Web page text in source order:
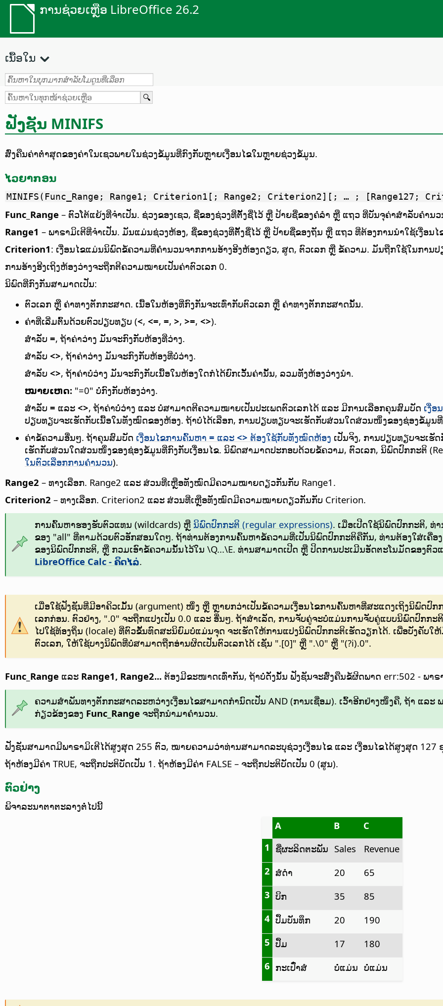
ການຊ່ວຍເຫຼືອ LibreOffice 26.2
ເນື້ອໃນ
ຟັງຊັນ MINIFS
ສົ່ງຄືນຄ່າຕ່ຳສຸດຂອງຄ່າໃນເຊວພາຍໃນຊ່ວງຂໍ້ມູນທີ່ກົງກັບຫຼາຍເງື່ອນໄຂໃນຫຼາຍຊ່ວງຂໍ້ມູນ.
ໄວຍາກອນ
MINIFS(Func_Range; Range1; Criterion1[; Range2; Criterion2][; … ; [Range127;
Func_Range – ຕົວໂຕ້ແຍ້ງທີ່ຈຳເປັນ. ຊ່ວງຂອງເຊວ, ຊື່ຂອງຊ່ວງທີ່ຕັ້ງຊື່ໄວ້ ຫຼື ປ້າຍຊື່ຂອງຄໍລຳ ຫຼື ແຖວ ທີ່ບັນຈຸຄ່າສຳລັບຄຳນ
Range1 – ພາຣາມິເຕີທີ່ຈຳເປັນ. ມັນແມ່ນຊ່ວງຫ້ອງ, ຊື່ຂອງຊ່ວງທີ່ຕັ້ງຊື່ໄວ້ ຫຼື ປ້າຍຊື່ຂອງຖັນ ຫຼື ແຖວ ທີ່ຕ້ອງການນຳໃຊ້ເງື່ອນ
Criterion1: ເງື່ອນໄຂແມ່ນນິພົດຂໍ້ຄວາມທີ່ຄຳນວນຈາກການອ້າງອີງຫ້ອງດຽວ, ສູດ, ຕົວເລກ ຫຼື ຂໍ້ຄວາມ. ມັນຖືກໃຊ້ໃນການ
ການອ້າງອີງເຖິງຫ້ອງວ່າງຈະຖືກຕີຄວາມໝາຍເປັນຄ່າຕົວເລກ 0.
ນິພົດທີ່ກົງກັນສາມາດເປັນ:
ຕົວເລກ ຫຼື ຄ່າທາງຕັກກະສາດ. ເນື້ອໃນຫ້ອງທີ່ກົງກັນຈະເທົ່າກັບຕົວເລກ ຫຼື ຄ່າທາງຕັກກະສາດນັ້ນ.
ຄ່າທີ່ເລີ່ມຕົ້ນດ້ວຍຕົວປຽບທຽບ (<, <=, =, >, >=, <>).
ສຳລັບ =, ຖ້າຄ່າວ່າງ ມັນຈະກົງກັບຫ້ອງທີ່ວ່າງ.
ສຳລັບ <>, ຖ້າຄ່າວ່າງ ມັນຈະກົງກັບຫ້ອງທີ່ບໍ່ວ່າງ.
ສຳລັບ <>, ຖ້າຄ່າບໍ່ວ່າງ ມັນຈະກົງກັບເນື້ອໃນຫ້ອງໃດກໍໄດ້ຍົກເວັ້ນຄ່ານັ້ນ, ລວມທັງຫ້ອງວ່າງນຳ.
ໝາຍເຫດ: "=0" ບໍ່ກົງກັບຫ້ອງວ່າງ.
ສຳລັບ = ແລະ <>, ຖ້າຄ່າບໍ່ວ່າງ ແລະ ບໍ່ສາມາດຕີຄວາມໝາຍເປັນປະເພດຕົວເລກໄດ້ ແລະ ມີການເລືອກຄຸນສົມບັດ ເງື່
ປຽບທຽບຈະເຮັດກັບເນື້ອໃນທັງໝົດຂອງຫ້ອງ. ຖ້າບໍ່ໄດ້ເລືອກ, ການປຽບທຽບຈະເຮັດກັບສ່ວນໃດສ່ວນໜຶ່ງຂອງຊ່ອງຂໍ້ມູນທີ່
ຄ່າຂໍ້ຄວາມອື່ນໆ. ຖ້າຄຸນສົມບັດ ເງື່ອນໄຂການຄົ້ນຫາ = ແລະ <> ຕ້ອງໃຊ້ກັບທັງໝົດຫ້ອງ ເປັນຈິງ, ການປຽບທຽບຈະເຮັ
ເຮັດກັບສ່ວນໃດສ່ວນໜຶ່ງຂອງຊ່ອງຂໍ້ມູນທີ່ກົງກັບເງື່ອນໄຂ. ນິພົດສາມາດປະກອບດ້ວຍຂໍ້ຄວາມ, ຕົວເລກ, ນິພົດປົກກະຕິ
ໃນຕົວເລືອກການຄຳນວນ).
Range2 – ທາງເລືອກ. Range2 ແລະ ສ່ວນທີ່ເຫຼືອທັງໝົດມີຄວາມໝາຍດຽວກັນກັບ Range1.
Criterion2 – ທາງເລືອກ. Criterion2 ແລະ ສ່ວນທີ່ເຫຼືອທັງໝົດມີຄວາມໝາຍດຽວກັນກັບ Criterion.
ການຄົ້ນຫາຮອງຮັບຕົວແທນ (wildcards) ຫຼື ນິພົດປົກກະຕິ (regular expressions). ເມື່ອເປີດໃຊ້ນິພົດປົກກະຕິ,
ຂອງ "all" ທີ່ຕາມດ້ວຍຕົວອັກສອນໃດໆ. ຖ້າທ່ານຕ້ອງການຄົ້ນຫາຂໍ້ຄວາມທີ່ເປັນນິພົດປົກກະຕິຄືກັນ, ທ່ານຕ້ອງໃສ່ເ
ຂອງນິພົດປົກກະຕິ, ຫຼື ກວມເອົາຂໍ້ຄວາມນັ້ນໄວ້ໃນ \Q...\E. ທ່ານສາມາດເປີດ ຫຼື ປິດການປະເມີນອັດຕະໂນມັດຂອງຕົ
LibreOffice Calc - ຄິດໄລ່.
ເມື່ອໃຊ້ຟັງຊັນທີ່ມີອາຄິວເມັ້ນ (argument) ໜຶ່ງ ຫຼື ຫຼາຍກວ່າເປັນຂໍ້ຄວາມເງື່ອນໄຂການຄົ້ນຫາທີ່ສະແດງເຖິງນິພົດປົ
ເລກກ່ອນ. ຕົວຢ່າງ, ".0" ຈະຖືກແປງເປັນ 0.0 ແລະ ອື່ນໆ. ຖ້າສຳເລັດ, ການຈັບຄູ່ຈະບໍ່ແມ່ນການຈັບຄູ່ແບບນິພົດປົກກ
ໄປໃຊ້ທ້ອງຖິ່ນ (locale) ທີ່ຕົວຂັ້ນທົດສະນິຍົມບໍ່ແມ່ນຈຸດ ຈະເຮັດໃຫ້ການແປງນິພົດປົກກະຕິເຮັດວຽກໄດ້. ເພື່ອບັງຄັບ
ຕົວເລກ, ໃຫ້ໃຊ້ບາງນິພົດທີ່ບໍ່ສາມາດຖືກອ່ານຜິດເປັນຕົວເລກໄດ້ ເຊັ່ນ ".[0]" ຫຼື ".\0" ຫຼື "(?i).0".
Func_Range ແລະ Range1, Range2... ຕ້ອງມີຂະໜາດເທົ່າກັນ, ຖ້າບໍ່ດັ່ງນັ້ນ ຟັງຊັນຈະສົ່ງຄືນຂໍ້ຜິດພາດ err:502 - ພາຣ
ຄວາມສຳພັນທາງຕັກກະສາດລະຫວ່າງເງື່ອນໄຂສາມາດກຳນົດເປັນ AND (ການເຊື່ອມ). ເວົ້າອີກຢ່າງໜຶ່ງຄື, ຖ້າ ແລະ
ກ່ຽວຂ້ອງຂອງ Func_Range ຈະຖືກນຳມາຄຳນວນ.
ຟັງຊັນສາມາດມີພາຣາມິເຕີໄດ້ສູງສຸດ 255 ຕົວ, ໝາຍຄວາມວ່າທ່ານສາມາດລະບຸຊ່ວງເງື່ອນໄຂ ແລະ ເງື່ອນໄຂໄດ້ສູງສຸດ 127
ຖ້າຫ້ອງມີຄ່າ TRUE, ຈະຖືກປະຕິບັດເປັນ 1. ຖ້າຫ້ອງມີຄ່າ FALSE – ຈະຖືກປະຕິບັດເປັນ 0 (ສູນ).
ຕົວຢ່າງ
ພິຈາລະນາຕາຕະລາງຕໍ່ໄປນີ້
A
B
C
1 ຊື່ຜະລິດຕະພັນ Sales
Revenue
2 ສໍດຳ 20
65
3 ບິກ 35
85
4 ປຶ້ມບັນທຶກ 20
190
5 ປຶ້ມ 17
180
6 ກະເປົ໋າສໍ ບໍ່ແມ່ນ ບໍ່ແມ່ນ